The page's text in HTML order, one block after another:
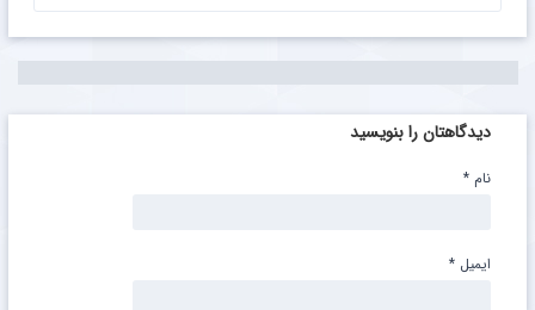
دیدگاهتان را بنویسید
نام *
ایمیل *